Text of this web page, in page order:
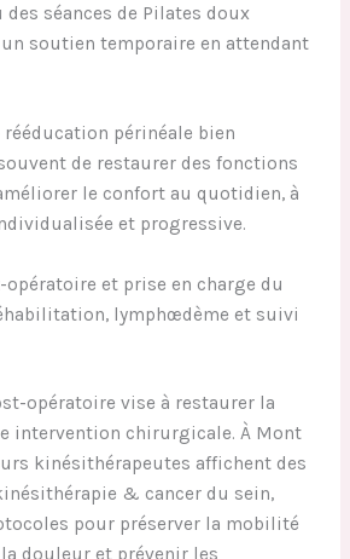
séances de Pilates doux
soutien temporaire en attendant
périnéale bien
de restaurer des fonctions
le confort au quotidien, à
et progressive.
et prise en charge du
lymphœdème et suivi
opératoire vise à restaurer la
intervention chirurgicale. À Mont
kinésithérapeutes affichent des
& cancer du sein,
pour préserver la mobilité